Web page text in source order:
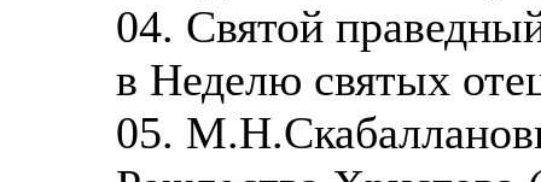
04. Святой
в Неделю святых
05.